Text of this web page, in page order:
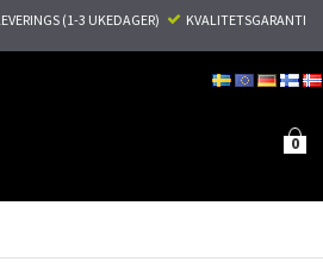
(1-3 UKEDAGER) KVALITETSGARANTI
0